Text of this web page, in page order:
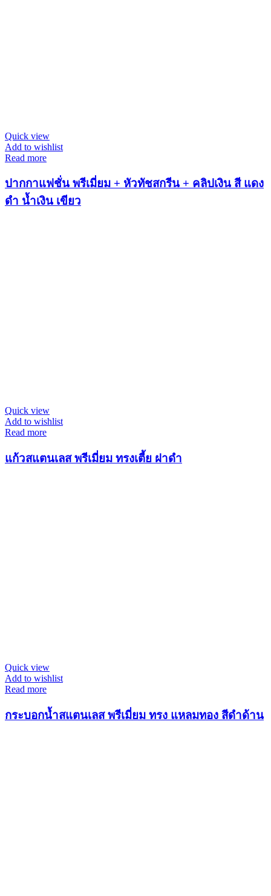
Quick view
Add to wishlist
Read more
ปากกาแฟชั่น พรีเมี่ยม + หัวทัชสกรีน + คลิปเงิน สี แดง
ดำ น้ำเงิน เขียว
Quick view
Add to wishlist
Read more
แก้วสแตนเลส พรีเมี่ยม ทรงเตี้ย ฝาดำ
Quick view
Add to wishlist
Read more
กระบอกน้ำสแตนเลส พรีเมี่ยม ทรง แหลมทอง สีดำด้าน